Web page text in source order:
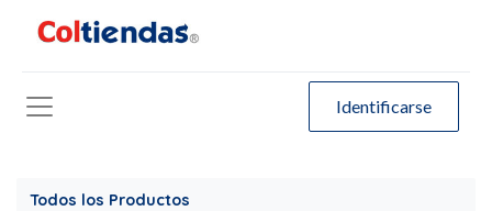
Identificarse
Todos los Productos